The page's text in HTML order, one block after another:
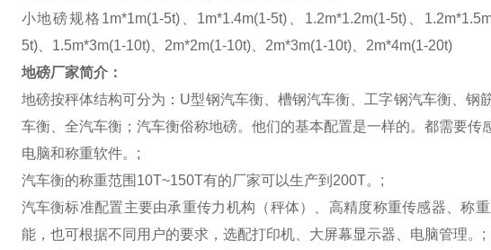
小地磅规格 1m*1m(1-5t)、1m*1.4m(1-5t)、1.2m*1.2m(1-5t)、
5t)、1.5m*3m(1-10t)、2m*2m(1-10t)、2m*3m(1-10t)、2m*4m(1-20t)
地磅厂家简介：
地磅按秤体结构可分为： U型钢汽车衡、槽钢汽车衡、工字钢汽车衡、钢
车衡、全汽车衡；汽车衡俗称地磅。他们的基本配置是一样的。都需要
电脑和称重软件。 ;
汽车衡的称重范围 10T~150T有的厂家可以生产到 200T。 ;
汽车衡标准配置主要由承重传力机构（秤体）、高精度称重传感器、称
能，也可根据不同用户的要求，选配打印机、大屏幕显示器、电脑管理。 ;